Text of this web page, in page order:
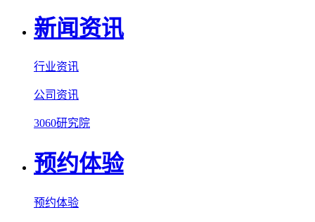
新闻资讯
行业资讯
公司资讯
3060研究院
预约体验
预约体验